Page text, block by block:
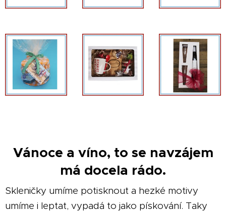
Vánoce a víno, to se navzájem
má docela rádo.
Skleničky umíme potisknout a hezké motivy
umíme i leptat, vypadá to jako pískování. Taky